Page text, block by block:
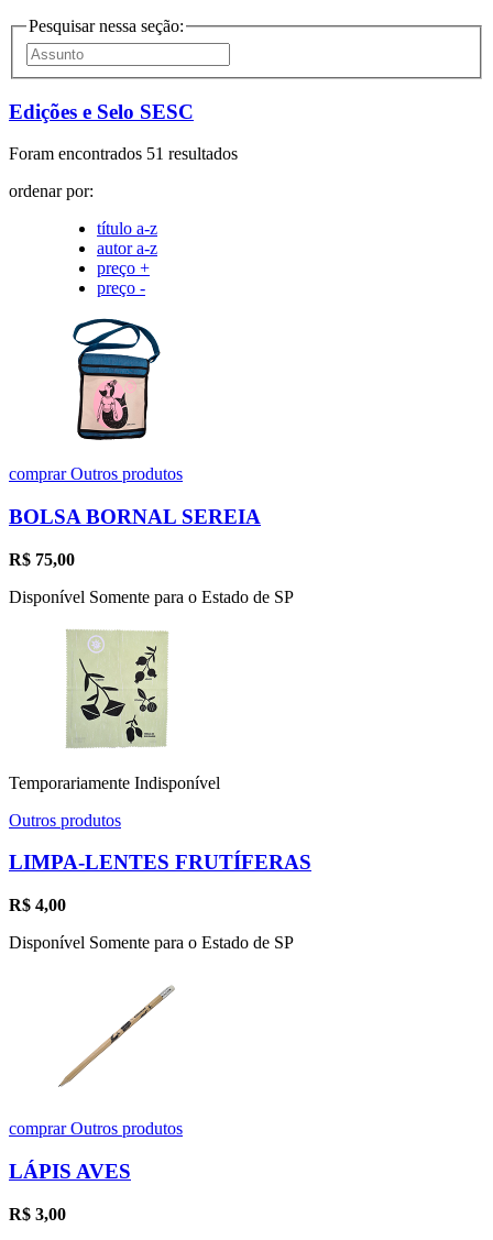
Pesquisar nessa seção:
Edições e Selo SESC
Foram encontrados 51 resultados
ordenar por:
título a-z
autor a-z
preço +
preço -
comprarOutros produtos
BOLSA BORNAL SEREIA
R$ 75,00
Disponível Somente para o Estado de SP
Temporariamente Indisponível
Outros produtos
LIMPA-LENTES FRUTÍFERAS
R$ 4,00
Disponível Somente para o Estado de SP
comprarOutros produtos
LÁPIS AVES
R$ 3,00